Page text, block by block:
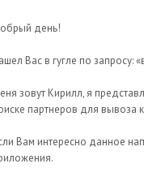
день!
Вас в гугле по запросу:
зовут Кирилл, я
партнеров для вывоза
Вам интересно данное